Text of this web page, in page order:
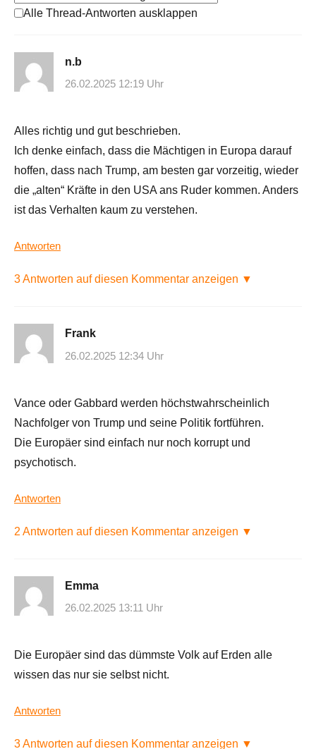
Alle Thread-Antworten ausklappen
n.b
26.02.2025 12:19 Uhr
Alles richtig und gut beschrieben.
Ich denke einfach, dass die Mächtigen in Europa darauf
hoffen, dass nach Trump, am besten gar vorzeitig, wieder
die „alten“ Kräfte in den USA ans Ruder kommen. Anders
ist das Verhalten kaum zu verstehen.
Antworten
3 Antworten auf diesen Kommentar anzeigen ▼
Frank
26.02.2025 12:34 Uhr
Vance oder Gabbard werden höchstwahrscheinlich
Nachfolger von Trump und seine Politik fortführen.
Die Europäer sind einfach nur noch korrupt und
psychotisch.
Antworten
2 Antworten auf diesen Kommentar anzeigen ▼
Emma
26.02.2025 13:11 Uhr
Die Europäer sind das dümmste Volk auf Erden alle
wissen das nur sie selbst nicht.
Antworten
3 Antworten auf diesen Kommentar anzeigen ▼